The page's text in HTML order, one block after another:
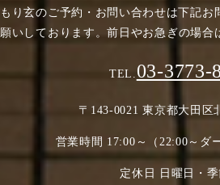
もり玄のご予約・お問い合わせは下記お
願いしております。前日やお急ぎの場合
TEL. 03-3773-
〒143-0021 東京都大田区
営業時間 17:00～（22:00～ダ
定休日 日曜日・